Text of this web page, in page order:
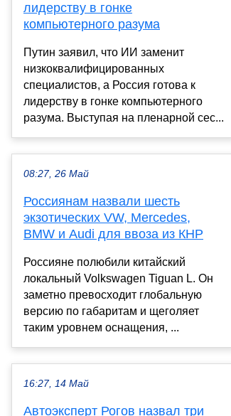
лидерству в гонке
компьютерного разума
Путин заявил, что ИИ заменит
низкоквалифицированных
специалистов, а Россия готова к
лидерству в гонке компьютерного
разума. Выступая на пленарной сес...
08:27, 26 Май
Россиянам назвали шесть
экзотических VW, Mercedes,
BMW и Audi для ввоза из КНР
Россияне полюбили китайский
локальный Volkswagen Tiguan L. Он
заметно превосходит глобальную
версию по габаритам и щеголяет
таким уровнем оснащения, ...
16:27, 14 Май
Автоэксперт Рогов назвал три